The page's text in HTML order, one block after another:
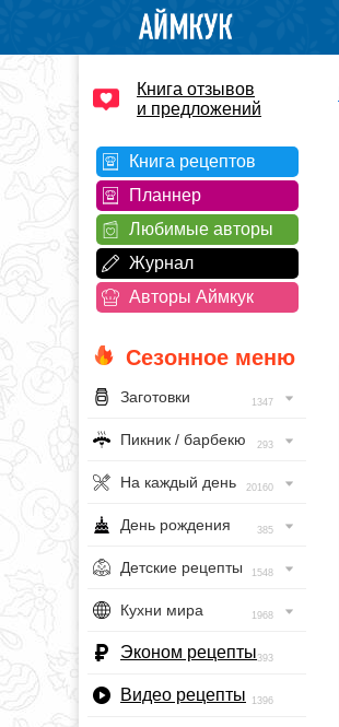
Книга отзывов
и предложений
Книга рецептов
Планнер
Любимые авторы
Журнал
Авторы Аймкук
Сезонное меню
Заготовки 1347
Пикник / барбекю 293
На каждый день 20160
День рождения 385
Детские рецепты 1548
Кухни мира 1968
Эконом рецепты393
Видео рецепты 1396